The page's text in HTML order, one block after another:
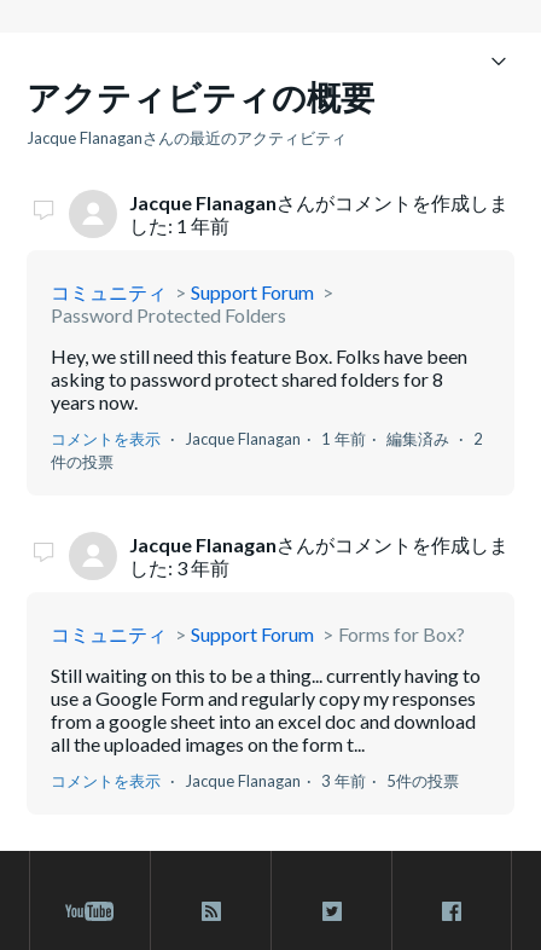
アクティビティの概要
Jacque Flanaganさんの最近のアクティビティ
Jacque Flanaganさんがコメントを作成しま
した: 1 年前
コミュニティ
Support Forum
Password Protected Folders
Hey, we still need this feature Box. Folks have been
asking to password protect shared folders for 8
years now.
コメントを表示 Jacque Flanagan 1 年前 編集済み
2
件の投票
Jacque Flanaganさんがコメントを作成しま
した: 3 年前
コミュニティ Support Forum
Forms for Box?
Still waiting on this to be a thing... currently having to
use a Google Form and regularly copy my responses
from a google sheet into an excel doc and download
all the uploaded images on the form t...
コメントを表示 Jacque Flanagan 3 年前 5件の投票